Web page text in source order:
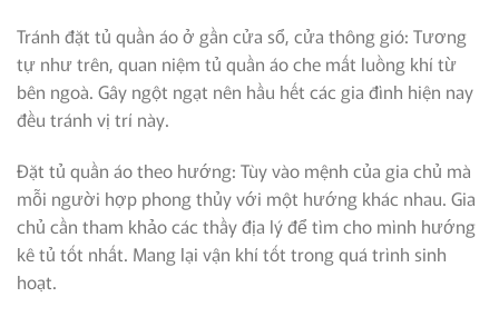
Tránh đặt tủ quần áo ở gần cửa sổ, cửa thông gió: Tương
tự như trên, quan niệm tủ quần áo che mất luồng khí từ
bên ngoà. Gây ngột ngạt nên hầu hết các gia đình hiện nay
đều tránh vị trí này.
Đặt tủ quần áo theo hướng: Tùy vào mệnh của gia chủ mà
mỗi người hợp phong thủy với một hướng khác nhau. Gia
chủ cần tham khảo các thầy địa lý để tìm cho mình hướng
kê tủ tốt nhất. Mang lại vận khí tốt trong quá trình sinh
hoạt.